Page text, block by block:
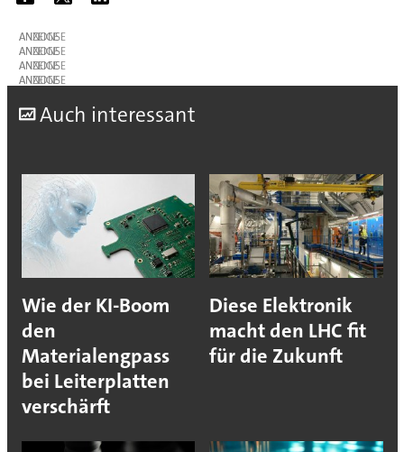
ANZEIGE
ANZEIGE
ANZEIGE
ANZEIGE
Auch interessant
Wie der KI-Boom
den
Materialengpass
bei Leiterplatten
verschärft
Diese Elektronik
macht den LHC fit
für die Zukunft